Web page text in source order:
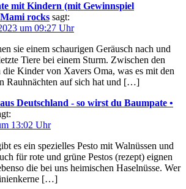
mit Kindern (mit Gewinnspiel
rocks sagt:
um 09:27 Uhr
sie einem schaurigen Geräusch nach und
Tiere bei einem Sturm. Zwischen den
die Kinder von Xavers Oma, was es mit den
Rauhnächten auf sich hat und […]
Deutschland - so wirst du Baumpate •
13:02 Uhr
es ein spezielles Pesto mit Walnüssen und
für rote und grüne Pestos (rezept) eignen
die bei uns heimischen Haselnüsse. Wer
[…]